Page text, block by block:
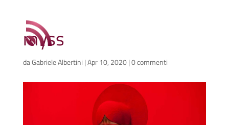
myss
daGabriele Albertini |Apr 10, 2020|0 commenti